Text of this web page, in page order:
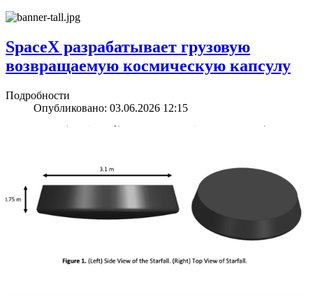
SpaceX разрабатывает грузовую
возвращаемую космическую капсулу
Подробности
Опубликовано: 03.06.2026 12:15